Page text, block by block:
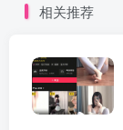
相关推荐